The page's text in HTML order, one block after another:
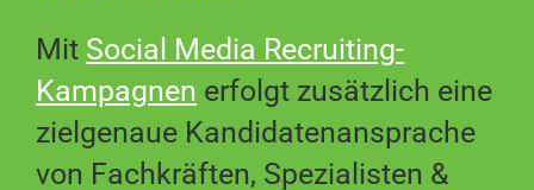
Mit Social Media Recruiting-
Kampagnen erfolgt zusätzlich eine
zielgenaue Kandidatenansprache
von Fachkräften, Spezialisten &